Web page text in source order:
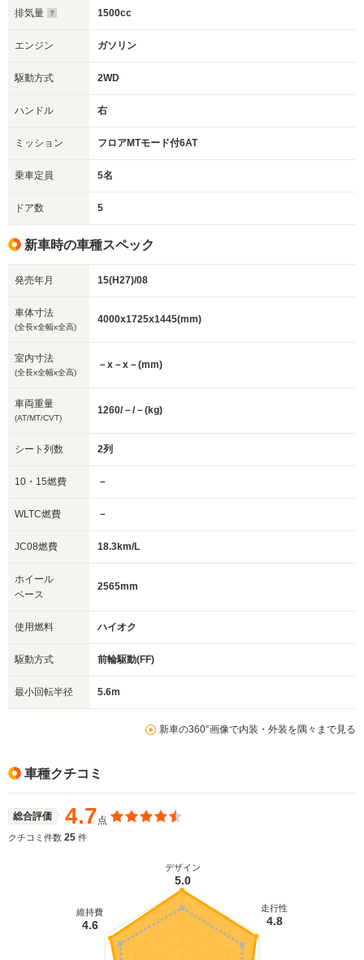
排気量 1500cc
エンジン ガソリン
駆動方式 2WD
ハンドル 右
ミッション フロアMTモード付6AT
乗車定員 5名
ドア数 5
新車時の車種スペック
発売年月 15(H27)/08
車体寸法
(全長x全幅x全高)
4000x1725x1445(mm)
室内寸法
(全長x全幅x全高)
－x－x－(mm)
車両重量
(AT/MT/CVT)
1260/－/－(kg)
シート列数 2列
10・15燃費 －
WLTC燃費 －
JC08燃費 18.3km/L
ホイール
ベース
2565mm
使用燃料 ハイオク
駆動方式 前輪駆動(FF)
最小回転半径 5.6m
新車の360°画像で内装・外装を隅々まで見る
車種クチコミ
総合評価 4.7点
クチコミ件数 25 件
デザイン
5.0
走行性
4.8
維持費
4.6